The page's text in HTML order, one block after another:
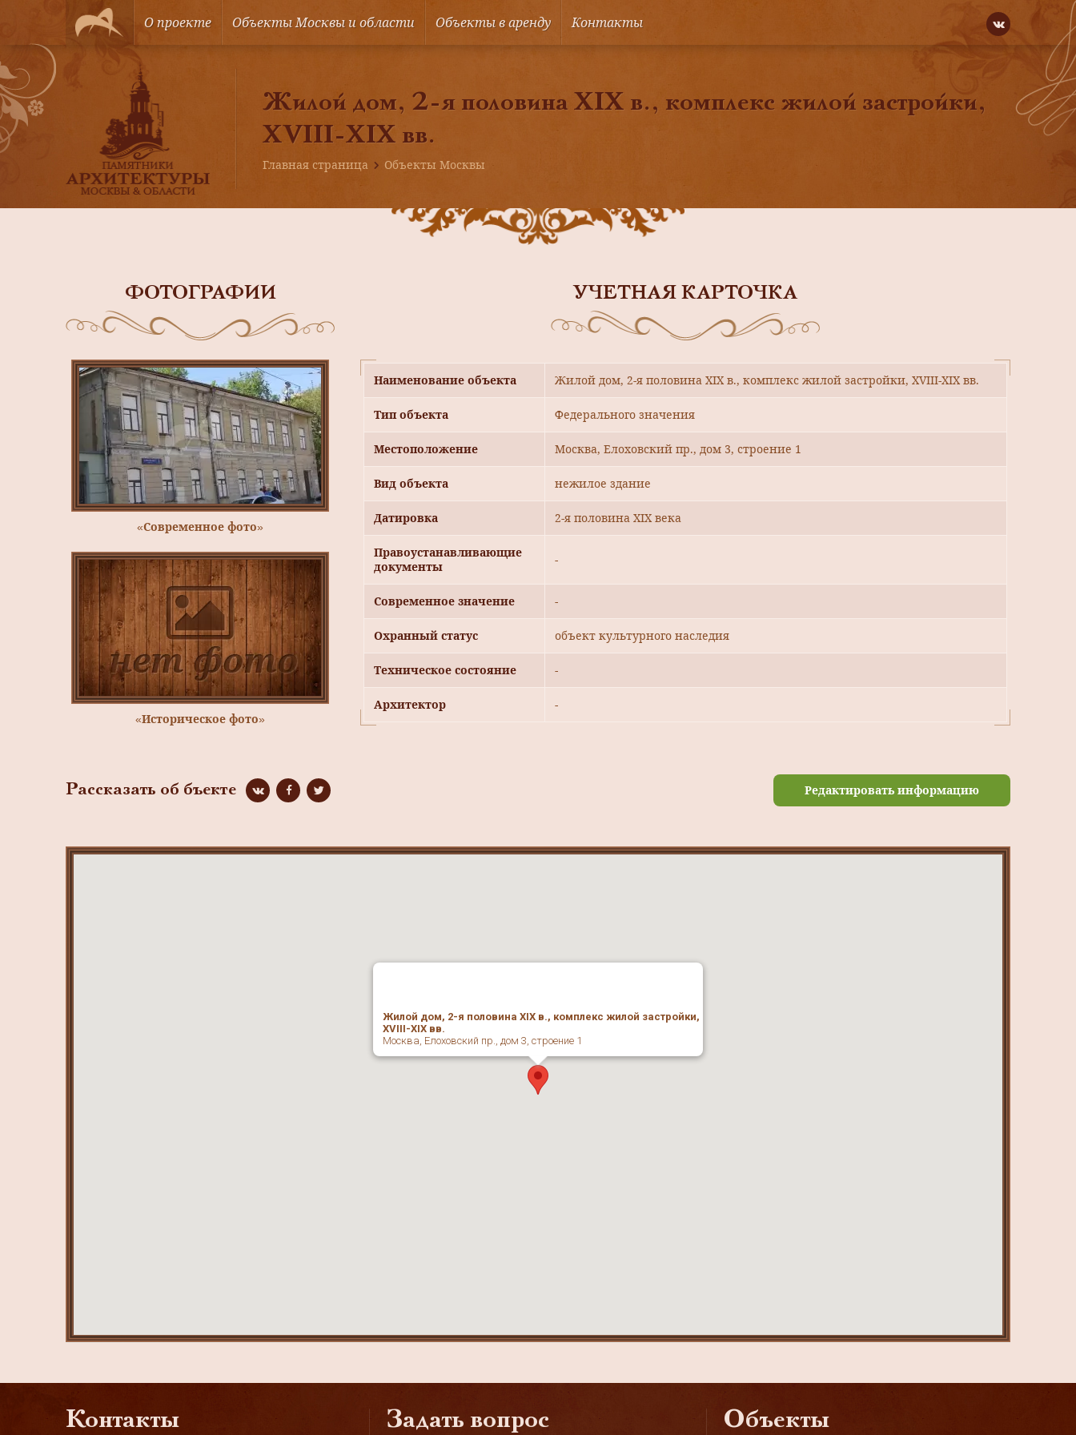
О проекте Объекты Москвы и области Объекты в аренду Контакты
Жилой дом, 2-я половина XIX в., комплекс жилой застройки,
XVIII-XIX вв.
Главная страница Объекты Москвы
ФОТОГРАФИИ
«Современное фото»
«Историческое фото»
УЧЕТНАЯ КАРТОЧКА
Наименование объекта Жилой дом, 2-я половина XIX в., комплекс жилой застройки, XVIII-XIX вв.
Тип объекта Федерального значения
Местоположение Москва, Елоховский пр., дом 3, строение 1
Вид объекта нежилое здание
Датировка 2-я половина XIX века
Правоустанавливающие
документы
-
Современное значение -
Охранный статус объект культурного наследия
Техническое состояние -
Архитектор -
Рассказать об бъекте Редактировать информацию
Жилой дом, 2-я половина XIX в., комплекс жилой застройки,
XVIII-XIX вв.
Москва, Елоховский пр., дом 3, строение 1
Контакты Задать вопрос Объекты